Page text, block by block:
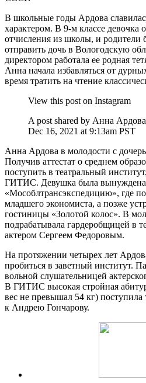
В школьные годы Ардова
характером. В 9-м классе девочка
отчисления из школы, и
отправить дочь в Вологодскую
директором работала ее родная
Анна начала избавляться от
время тратить на чтение
View this post on Instagram
A post shared by Анна
Dec 16, 2021 at 9:13am PST
Анна Ардова в молодости с
Получив аттестат о среднем
поступить в театральный
ГИТИС. Девушка была вынуждена
«Мособлтрансэкспедицию», где
младшего экономиста, а позже
гостиницы «Золотой колос». В
подрабатывала гардеробщицей в
актером Сергеем Федоровым.
На протяжении четырех лет
пробиться в заветный институт.
вольной слушательницей
В ГИТИС высокая стройная
вес не превышал 54 кг) поступила
к Андрею Гончарову.